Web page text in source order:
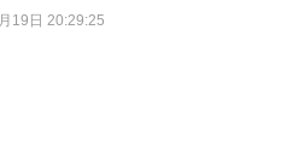
19日 20:29:25